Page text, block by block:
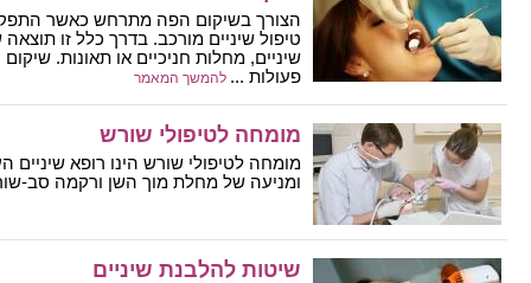
הצורך בשיקום הפה מתרחש כאשר
טיפול שיניים מורכב. בדרך כלל זו
שיניים, מחלות חניכיים או תאונות.
פעולות ... להמשך המאמר
מומחה לטיפולי שורש
מומחה לטיפולי שורש הינו רופא שיניים
ומניעה של מחלת מוך השן ורקמה סב-
שיטות להלבנת שיניים